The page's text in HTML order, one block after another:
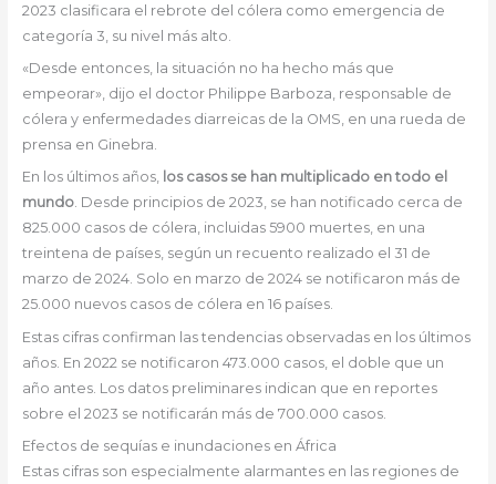
2023 clasificara el rebrote del cólera como emergencia de
categoría 3, su nivel más alto.
«Desde entonces, la situación no ha hecho más que
empeorar», dijo el doctor Philippe Barboza, responsable de
cólera y enfermedades diarreicas de la OMS, en una rueda de
prensa en Ginebra.
En los últimos años,los casos se han multiplicado en todo el
mundo. Desde principios de 2023, se han notificado cerca de
825.000 casos de cólera, incluidas 5900 muertes, en una
treintena de países, según un recuento realizado el 31 de
marzo de 2024. Solo en marzo de 2024 se notificaron más de
25.000 nuevos casos de cólera en 16 países.
Estas cifras confirman las tendencias observadas en los últimos
años. En 2022 se notificaron 473.000 casos, el doble que un
año antes. Los datos preliminares indican que en reportes
sobre el 2023 se notificarán más de 700.000 casos.
Efectos de sequías e inundaciones en África
Estas cifras son especialmente alarmantes en las regiones de